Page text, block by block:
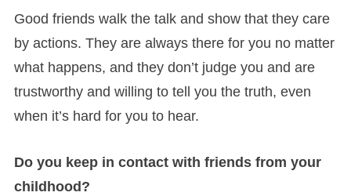
Good friends walk the talk and show that they care
by actions. They are always there for you no matter
what happens, and they don’t judge you and are
trustworthy and willing to tell you the truth, even
when it’s hard for you to hear.
Do you keep in contact with friends from your
childhood?